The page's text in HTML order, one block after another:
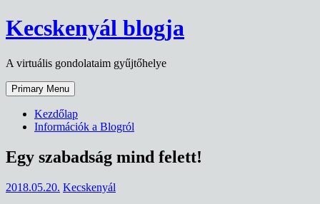
Skip
to
Kecskenyál blogja
A virtuális gondolataim gyűjtőhelye
Primary Menu
Kezdőlap
Információk a Blogról
Egy szabadság mind felett!
2018.05.20. Kecskenyál